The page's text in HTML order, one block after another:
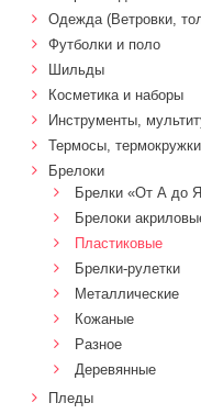
Одежда (Ветровки,
Футболки и поло
Шильды
Косметика и наборы
Инструменты,
Термосы,
Брелоки
Брелки «От А до
Брелоки
Пластиковые
Брелки-рулетки
Металлические
Кожаные
Разное
Деревянные
Пледы